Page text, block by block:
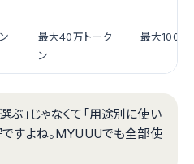
最大40万トーク
ン
最大100万
ぶ」じゃなくて「用途別に使い
すよね。MYUUUでも全部使